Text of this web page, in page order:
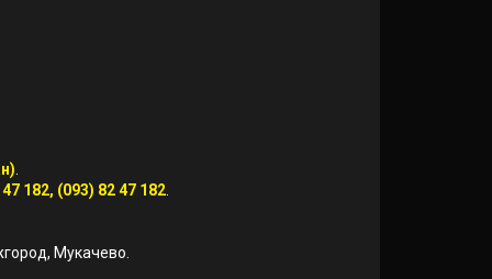
182, (093) 82 47 182
Мукачево.